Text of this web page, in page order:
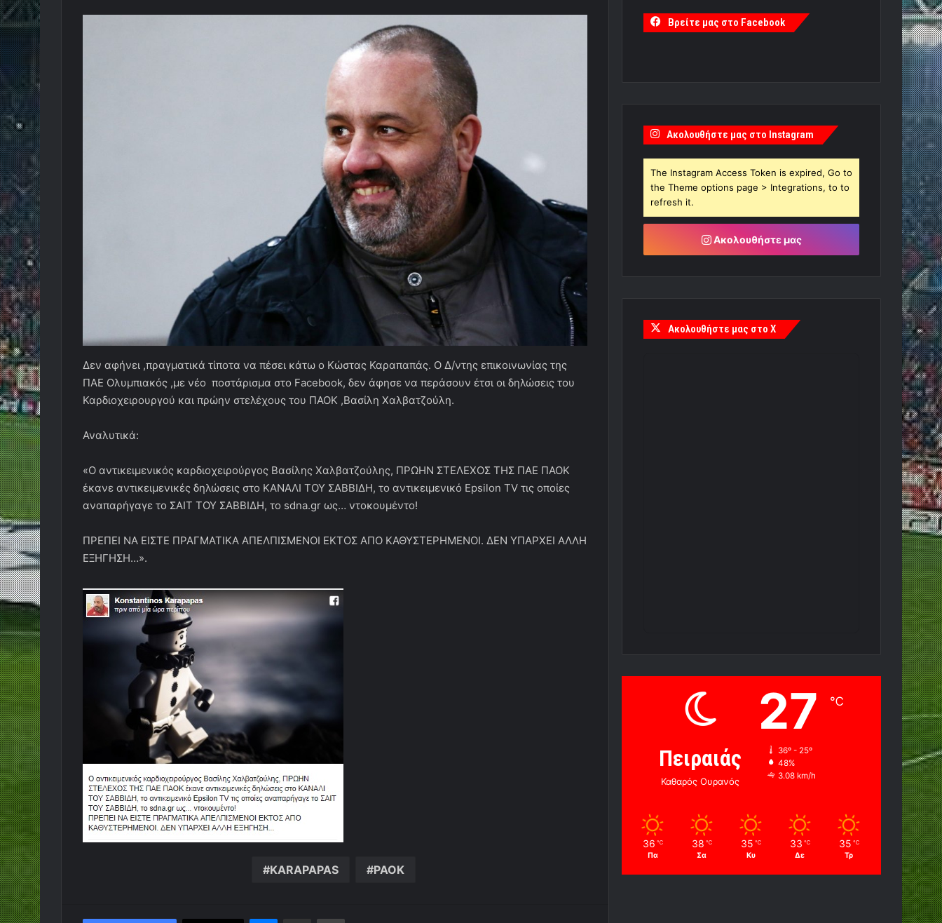
Δεν αφήνει ,πραγματικά τίποτα να πέσει κάτω ο Κώστας Καραπαπάς. Ο Δ/ντης επικοινωνίας της
ΠΑΕ Ολυμπιακός ,με νέο ποστάρισμα στο Facebook, δεν άφησε να περάσουν έτσι οι δηλώσεις του
Καρδιοχειρουργού και πρώην στελέχους του ΠΑΟΚ ,Βασίλη Χαλβατζούλη.
Αναλυτικά:
«Ο αντικειμενικός καρδιοχειρούργος Βασίλης Χαλβατζούλης, ΠΡΩΗΝ ΣΤΕΛΕΧΟΣ ΤΗΣ ΠΑΕ ΠΑΟΚ
έκανε αντικειμενικές δηλώσεις στο ΚΑΝΑΛΙ ΤΟΥ ΣΑΒΒΙΔΗ, το αντικειμενικό Epsilon TV τις οποίες
αναπαρήγαγε το ΣΑΙΤ ΤΟΥ ΣΑΒΒΙΔΗ, το sdna.gr ως… ντοκουμέντο!
ΠΡΕΠΕΙ ΝΑ ΕΙΣΤΕ ΠΡΑΓΜΑΤΙΚΑ ΑΠΕΛΠΙΣΜΕΝΟΙ ΕΚΤΟΣ ΑΠΟ ΚΑΘΥΣΤΕΡΗΜΕΝΟΙ. ΔΕΝ ΥΠΑΡΧΕΙ ΑΛΛΗ
ΕΞΗΓΗΣΗ…».
KARAPAPAS PAOK
MessengerΚοινοποίηση μέσω ηλεκτρονικού ταχυδρομείουΕκτύπωση
Βρείτε μας στο Facebook
Ακολουθήστε μας στο Instagram
The Instagram Access Token is expired, Go to
the Theme options page > Integrations, to to
refresh it.
Ακολουθήστε μας
Ακολουθήστε μας στο X
Πειραιάς
Καθαρός Ουρανός
27 ℃
36º - 25º
48%
3.08 km/h
36 ℃
Πα
38 ℃
Σα
35 ℃
Κυ
33 ℃
Δε
35 ℃
Τρ